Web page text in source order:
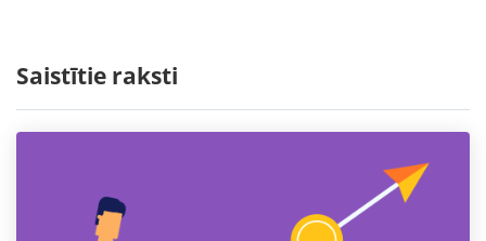
Saistītie raksti